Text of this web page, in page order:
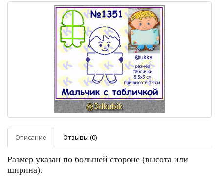
Описание Отзывы (0)
Размер указан по большей стороне (высота или
ширина).